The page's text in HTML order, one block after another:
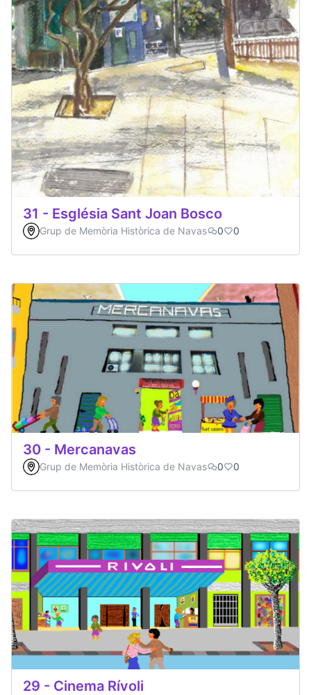
31 - Església Sant Joan Bosco
Grup de Memòria Històrica de Navas 0 0
30 - Mercanavas
Grup de Memòria Històrica de Navas 0 0
29 - Cinema Rívoli